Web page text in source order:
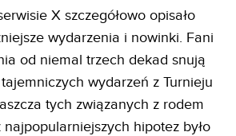
X szczegółowo opisało
wydarzenia i nowinki. Fani
od niemal trzech dekad snują
wydarzeń z Turnieju
tych związanych z rodem
hipotez było